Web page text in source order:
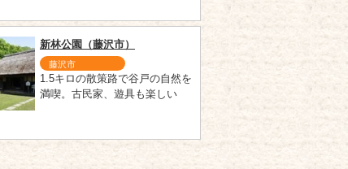
新林公園（藤沢市）
藤沢市
1.5キロの散策路で谷戸の自然を
満喫。古民家、遊具も楽しい